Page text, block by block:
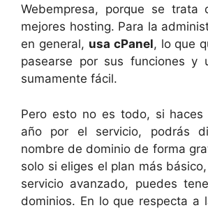
Webempresa, porque se
mejores hosting. Para la
en general, usa cPanel, lo que
pasearse por sus funciones y
sumamente fácil.
Pero esto no es todo, si
año por el servicio, podrás
nombre de dominio de forma
solo si eliges el plan más
servicio avanzado, puedes
dominios. En lo que respecta a